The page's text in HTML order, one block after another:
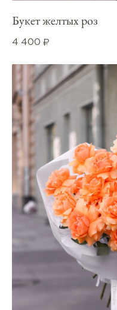
Букет желтых роз
4 400 ₽